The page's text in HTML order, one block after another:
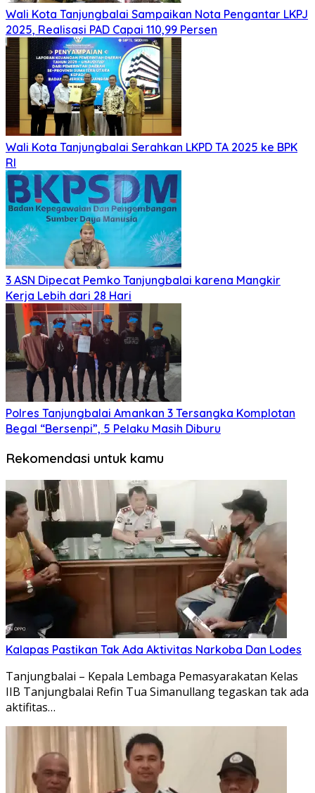
Wali Kota Tanjungbalai Sampaikan Nota Pengantar LKPJ
2025, Realisasi PAD Capai 110,99 Persen
Wali Kota Tanjungbalai Serahkan LKPD TA 2025 ke BPK
RI
3 ASN Dipecat Pemko Tanjungbalai karena Mangkir
Kerja Lebih dari 28 Hari
Polres Tanjungbalai Amankan 3 Tersangka Komplotan
Begal “Bersenpi”, 5 Pelaku Masih Diburu
Rekomendasi untuk kamu
Kalapas Pastikan Tak Ada Aktivitas Narkoba Dan Lodes
Tanjungbalai – Kepala Lembaga Pemasyarakatan Kelas
IIB Tanjungbalai Refin Tua Simanullang tegaskan tak ada
aktifitas…